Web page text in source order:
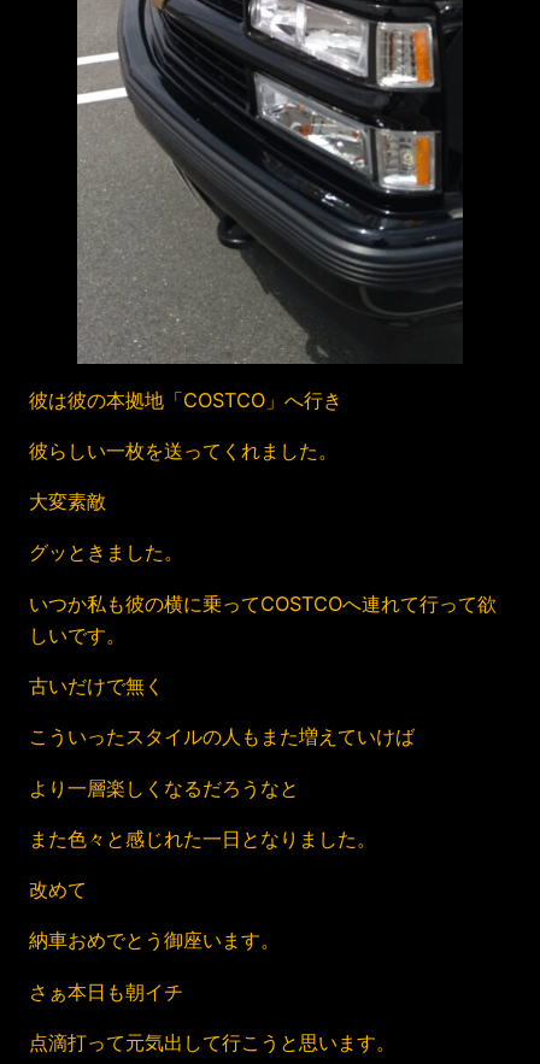
彼は彼の本拠地「COSTCO」へ行き
彼らしい一枚を送ってくれました。
大変素敵
グッときました。
いつか私も彼の横に乗ってCOSTCOへ連れて行って欲
しいです。
古いだけで無く
こういったスタイルの人もまた増えていけば
より一層楽しくなるだろうなと
また色々と感じれた一日となりました。
改めて
納車おめでとう御座います。
さぁ本日も朝イチ
点滴打って元気出して行こうと思います。